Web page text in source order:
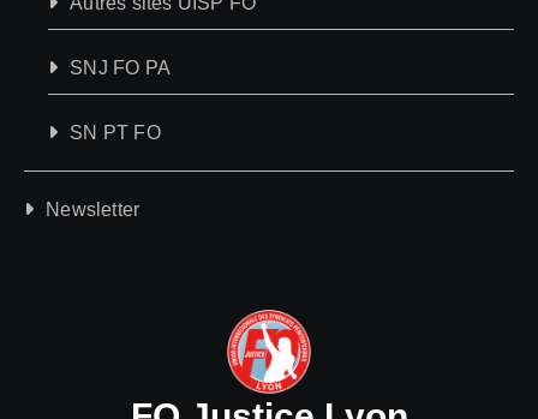
SNJ FO PA
SN PT FO
Newsletter